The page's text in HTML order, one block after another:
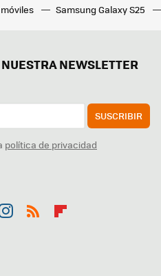
Samsung Galaxy S25
NEWSLETTER
SUSCRIBIR
política de privacidad